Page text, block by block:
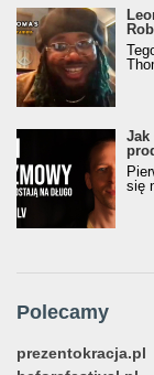
Jak
się
Polecamy
prezentokracja.pl